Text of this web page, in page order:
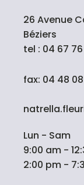
26 Avenue
Béziers
tel : 04 67
fax: 04 48
Lun - Sam
9:00 am -
2:00 pm -